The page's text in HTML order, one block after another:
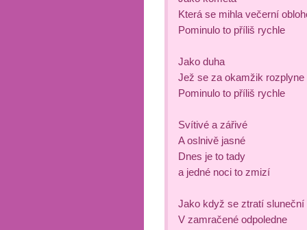
Která se mihla večerní
Pominulo to příliš rychle
Jako duha
Jež se za okamžik rozplyne
Pominulo to příliš rychle
Svítivé a zářivé
A oslnivě jasné
Dnes je to tady
a jedné noci to zmizí
Jako když se ztratí sluneční
V zamračené odpoledne